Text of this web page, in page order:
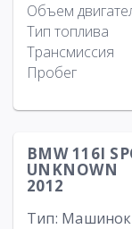
Объем
Тип топлива
Трансмиссия
Пробег
BMW 116I
UNKNOWN
2012
Тип: